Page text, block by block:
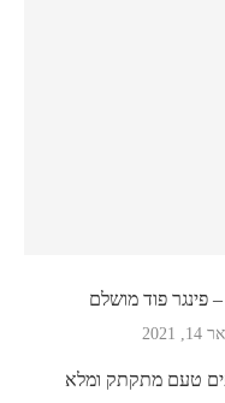
פינגר פוד מושלם
2021
טעם מתקתק ומלא